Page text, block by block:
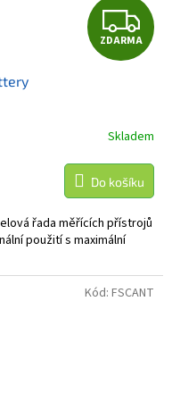
Z
D
R
M
A
ZDARMA
Skladem
Do košíku
řada měřících přístrojů
použití s maximální
Kód: FSCANT